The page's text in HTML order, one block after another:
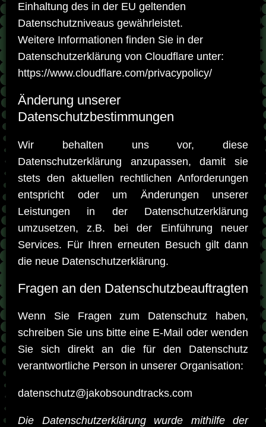
Einhaltung des in der EU geltenden
Datenschutzniveaus gewährleistet.
Weitere Informationen finden Sie in der
Datenschutzerklärung von Cloudflare unter:
https://www.cloudflare.com/privacypolicy/
Änderung unserer
Datenschutzbestimmungen
Wir behalten uns vor, diese
Datenschutzerklärung anzupassen, damit sie
stets den aktuellen rechtlichen Anforderungen
entspricht oder um Änderungen unserer
Leistungen in der Datenschutzerklärung
umzusetzen, z.B. bei der Einführung neuer
Services. Für Ihren erneuten Besuch gilt dann
die neue Datenschutzerklärung.
Fragen an den Datenschutzbeauftragten
Wenn Sie Fragen zum Datenschutz haben,
schreiben Sie uns bitte eine E-Mail oder wenden
Sie sich direkt an die für den Datenschutz
verantwortliche Person in unserer Organisation:
datenschutz@jakobsoundtracks.com
Die Datenschutzerklärung wurde mithilfe der